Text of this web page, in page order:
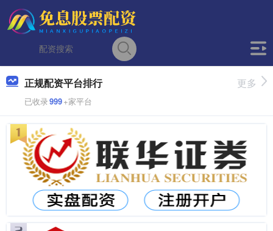
正规配资平台排行
已收录999+家平台
更多